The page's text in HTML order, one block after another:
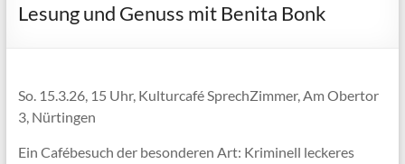
Lesung und Genuss mit Benita Bonk
So. 15.3.26, 15 Uhr, Kulturcafé SprechZimmer, Am Obertor
3, Nürtingen
Ein Cafébesuch der besonderen Art: Kriminell leckeres